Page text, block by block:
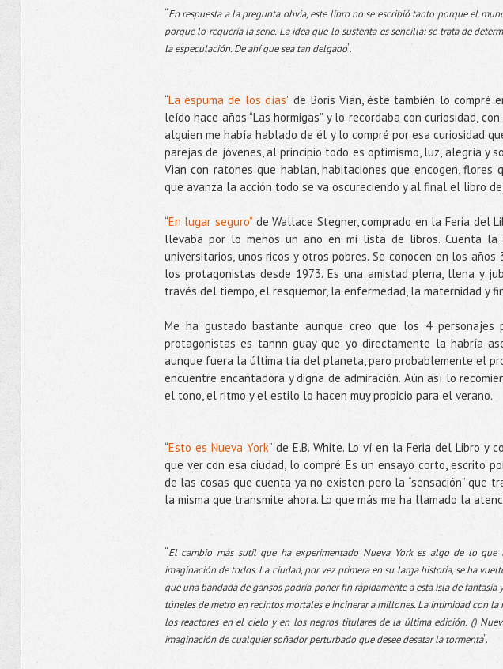
“En respuesta a la pregunta obvia, este libro no se escribió tanto porque el
porque lo requería la serie. La idea que lo sustenta es sencilla: se trata de
la especulación. De ahí que sea tan delgado”.
“La espuma de los días” de Boris Vian, éste también lo compré
leído hace años “Las hormigas” y lo recordaba con curiosidad,
alguien me había hablado de él y lo compré por esa curiosidad
parejas de jóvenes, al principio todo es optimismo, luz, alegría y
Vian con ratones que hablan, habitaciones que encogen, flores
que avanza la acción todo se va oscureciendo y al final el libro
“En lugar seguro” de Wallace Stegner, comprado en la Feria del
llevaba por lo menos un año en mi lista de libros. Cuenta la
universitarios, unos ricos y otros pobres. Se conocen en los
los protagonistas desde 1973. Es una amistad plena, llena y
través del tiempo, el resquemor, la enfermedad, la maternidad y
Me ha gustado bastante aunque creo que los 4 personajes
protagonistas es tannn guay que yo directamente la habría
aunque fuera la última tía del planeta, pero probablemente el
encuentre encantadora y digna de admiración. Aún así lo
el tono, el ritmo y el estilo lo hacen muy propicio para el verano.
“Esto es Nueva York” de E.B. White. Lo ví en la Feria del Libro y
que ver con esa ciudad, lo compré. Es un ensayo corto, escrito
de las cosas que cuenta ya no existen pero la “sensación” que
la misma que transmite ahora. Lo que más me ha llamado la
“El cambio más sutil que ha experimentado Nueva York es algo de lo
imaginación de todos. La ciudad, por vez primera en su larga historia, se ha
que una bandada de gansos podría poner fin rápidamente a esta isla de
túneles de metro en recintos mortales e incinerar a millones. La intimidad con
los reactores en el cielo y en los negros titulares de la última edición. ()
imaginación de cualquier soñador perturbado que desee desatar la tormenta”.